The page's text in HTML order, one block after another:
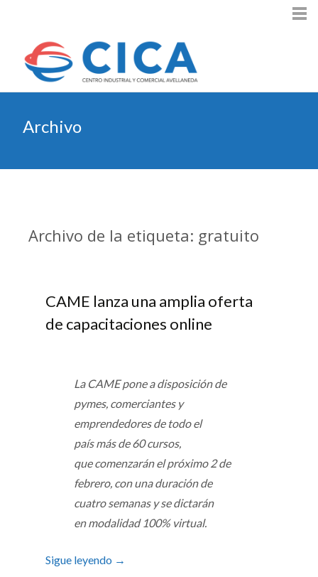
Archivo
Archivo de la etiqueta: gratuito
CAME lanza una amplia oferta
de capacitaciones online
La CAMEpone a disposición de
pymes, comerciantes y
emprendedores de todo el
paísmás de 60 cursos,
quecomenzarán el próximo 2 de
febrero, con unaduración de
cuatro semanasy se dictarán
enmodalidad 100% virtual.
Sigue leyendo →